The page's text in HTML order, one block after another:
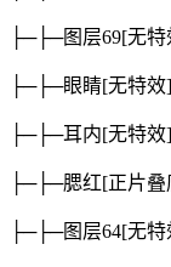
├─├─图层69[无特
├─├─眼睛[无特效]
├─├─耳内[无特效]
├─├─腮红[正片叠
├─├─图层64[无特